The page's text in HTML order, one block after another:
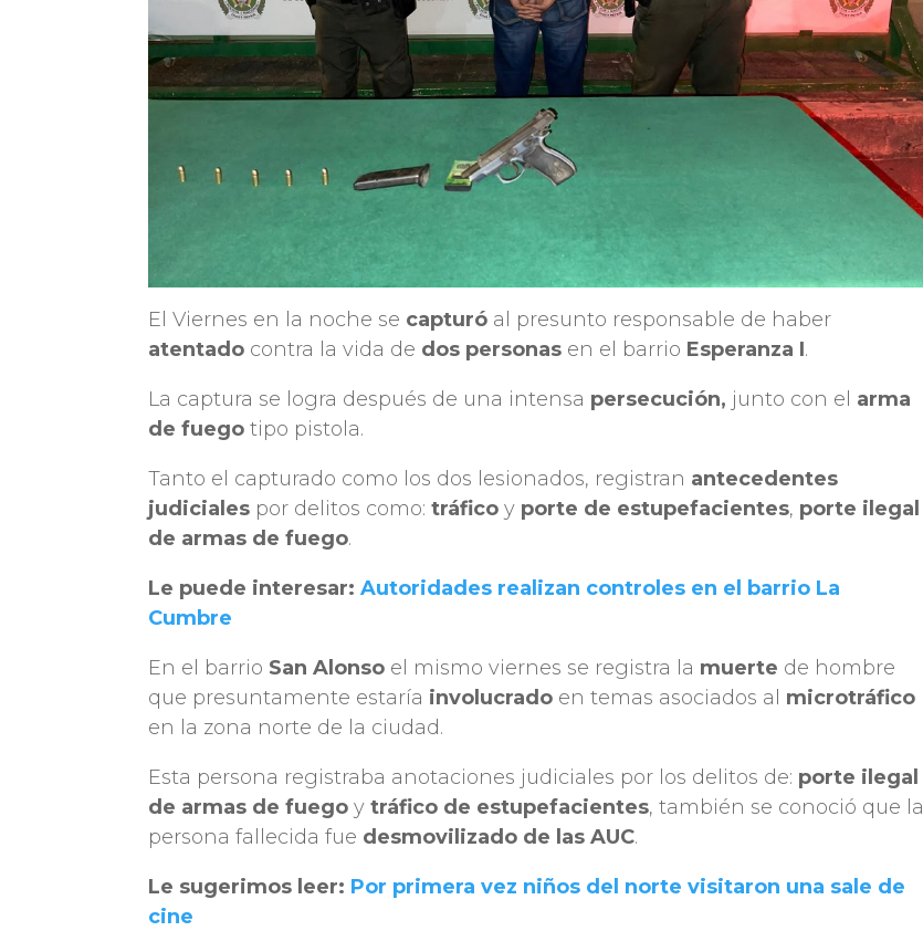
El Viernes en la noche se capturó al presunto responsable de haber
atentado contra la vida de dos personas en el barrio Esperanza I.
La captura se logra después de una intensa persecución, junto con el arma
de fuego tipo pistola.
Tanto el capturado como los dos lesionados, registran antecedentes
judiciales por delitos como:tráfico y porte de estupefacientes, porte ilegal
de armas de fuego.
Le puede interesar:Autoridades realizan controles en el barrio La
Cumbre
En el barrio San Alonso el mismo viernes se registra la muerte de hombre
que presuntamente estaría involucrado en temas asociados al microtráfico
en la zona norte de la ciudad.
Esta persona registraba anotaciones judiciales por los delitos de: porte ilegal
de armas de fuego y tráfico de estupefacientes, también se conoció que la
persona fallecida fue desmovilizado de las AUC.
Le sugerimos leer: Por primera vez niños del norte visitaron una sale de
cine